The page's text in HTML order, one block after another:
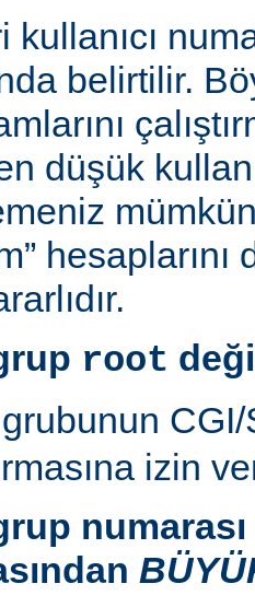
kullanıcı
belirtilir.
düşük
mümkün
root
grubunun CGI/
izin